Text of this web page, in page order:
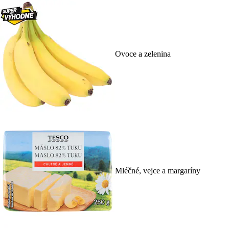
Ovoce a zelenina
Mléčné, vejce a margaríny